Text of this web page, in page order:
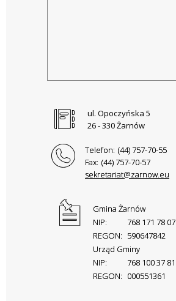
ul. Opoczyńska 5
26 - 330 Żarnów
Telefon: (44) 757-70-55
Fax: (44) 757-70-57
sekretariat@zarnow.eu
Gmina Żarnów
NIP:
768 171 78 07
REGON: 590647842
Urząd Gminy
NIP:
768 100 37 81
REGON: 000551361